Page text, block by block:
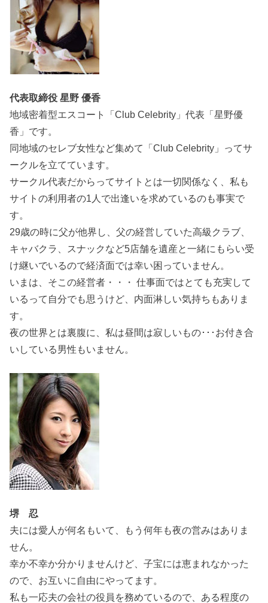
代表取締役 星野 優香
地域密着型エスコート「Club Celebrity」代表「星野優
香」です。
同地域のセレブ女性など集めて「Club Celebrity」ってサ
ークルを立てています。
サークル代表だからってサイトとは一切関係なく、私も
サイトの利用者の1人で出逢いを求めているのも事実で
す。
29歳の時に父が他界し、父の経営していた高級クラブ、
キャバクラ、スナックなど5店舗を遺産と一緒にもらい受
け継いでいるので経済面では幸い困っていません。
いまは、そこの経営者・・・ 仕事面ではとても充実して
いるって自分でも思うけど、内面淋しい気持ちもありま
す。
夜の世界とは裏腹に、私は昼間は寂しいもの･･･お付き合
いしている男性もいません。
堺 忍
夫には愛人が何名もいて、もう何年も夜の営みはありま
せん。
幸か不幸か分かりませんけど、子宝には恵まれなかった
ので、お互いに自由にやってます。
私も一応夫の会社の役員を務めているので、ある程度の